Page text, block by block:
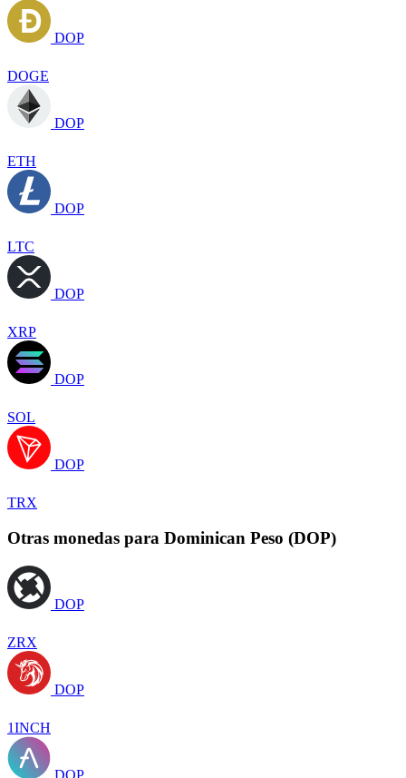
DOP
DOGE
DOP
ETH
DOP
LTC
DOP
XRP
DOP
SOL
DOP
TRX
Otras monedas para Dominican Peso (DOP)
DOP
ZRX
DOP
1INCH
DOP